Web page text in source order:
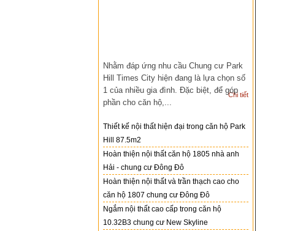
Nhằm đáp ứng nhu cầu Chung cư Park
Hill Times City hiện đang là lựa chọn số
1 của nhiều gia đình. Đặc biệt, để góp
phần cho căn hộ,...
Chi tiết
Thiết kế nội thất hiện đại trong căn hộ Park
Hill 87.5m2
Hoàn thiện nội thất căn hộ 1805 nhà anh
Hải - chung cư Đông Đô
Hoàn thiện nội thất và trần thạch cao cho
căn hộ 1807 chung cư Đông Đô
Ngắm nội thất cao cấp trong căn hộ
10.32B3 chung cư New Skyline